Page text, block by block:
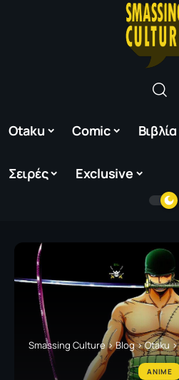
Otaku Comic Βιβλία
Σειρές Exclusive
Smassing Culture>Blog>Otaku >
ANIME